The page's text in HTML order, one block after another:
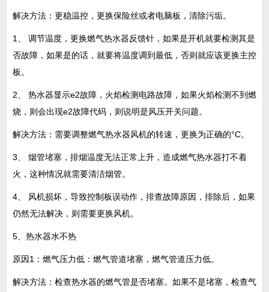
解决方法：更稳温控，更换保险丝或者电脑板，清除污垢。
1、 调节温度，更换燃气热水器反馈针，如果是开机就要检测其是
否故障，如果是的话，就要将温度调到最低，否则就应该更换主控
板。
2、 热水器显示e2故障，火焰检测电路故障，如果火焰检测不到燃
烧，则会出现e2故障代码，则说明是风压开关问题。
解决方法：需要调整燃气热水器风机的转速，更换为正确的°C。
3、 烟管堵塞，排烟温度无法正常上升，造成燃气热水器打不着
火，这种情况就需要清洁烟管。
4、 风机损坏，导致控制板误动作，排查故障原因，排除后，如果
仍然无法解决，则需要更换风机。
5、热水器水不热
原因1：燃气压力低：燃气管道堵塞，燃气管道压力低。
解决方法：检查热水器的燃气管是否堵塞。如果不是堵塞，检查气